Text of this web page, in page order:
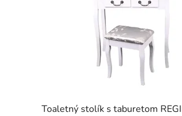
Toaletný stolík s taburetom